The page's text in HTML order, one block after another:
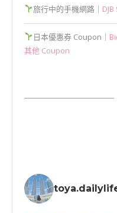
旅行中的手機網路｜
日本優惠券 Coupon｜
其他 Coupon